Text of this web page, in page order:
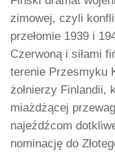
zimowej, czyli
przełomie 1939 i
Czerwoną i siłami
terenie Przesmyku
żołnierzy Finlandii,
miażdżącej
najeźdźcom
nominację do